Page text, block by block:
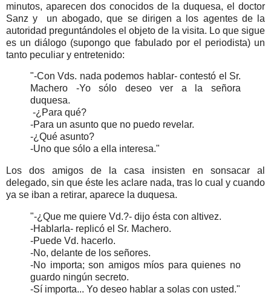
minutos, aparecen dos conocidos de la duquesa, el doctor
Sanz y un abogado, que se dirigen a los agentes de la
autoridad preguntándoles el objeto de la visita. Lo que sigue
es un diálogo (supongo que fabulado por el periodista) un
tanto peculiar y entretenido:
"-Con Vds. nada podemos hablar- contestó el Sr.
Machero -Yo sólo deseo ver a la señora
duquesa.
-¿Para qué?
-Para un asunto que no puedo revelar.
-¿Qué asunto?
-Uno que sólo a ella interesa."
Los dos amigos de la casa insisten en sonsacar al
delegado, sin que éste les aclare nada, tras lo cual y cuando
ya se iban a retirar, aparece la duquesa.
"-¿Que me quiere Vd.?- dijo ésta con altivez.
-Hablarla- replicó el Sr. Machero.
-Puede Vd. hacerlo.
-No, delante de los señores.
-No importa; son amigos míos para quienes no
guardo ningún secreto.
-Sí importa... Yo deseo hablar a solas con usted."